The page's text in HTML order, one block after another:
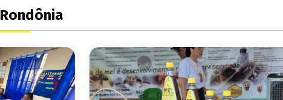
Rondônia